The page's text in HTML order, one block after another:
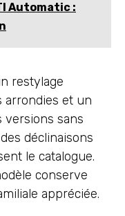
Automatic :
restylage
arrondies et un
versions sans
déclinaisons
le catalogue.
conserve
appréciée.